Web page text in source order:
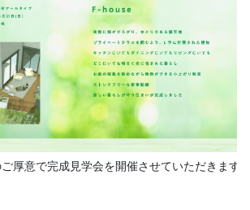
厚意で完成見学会を開催させていただきます